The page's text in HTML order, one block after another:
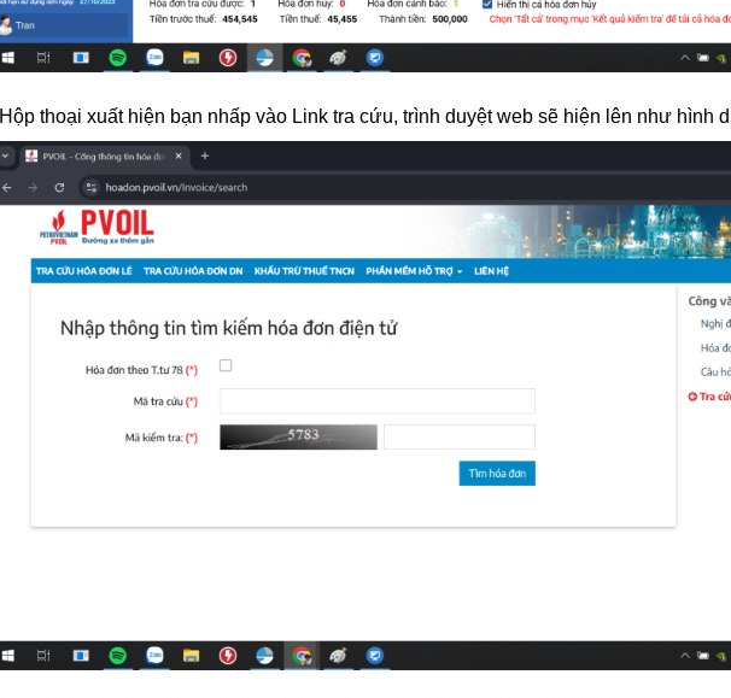
Hộp thoại xuất hiện bạn nhấp vào Link tra cứu, trình duyệt web sẽ hiện lên như hình